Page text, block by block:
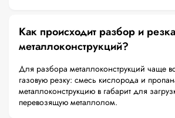
Как происходит разбор и резка
металлоконструкций?
Для разбора металлоконструкций чаще
газовую резку: смесь кислорода и
металлоконструкцию в габарит для
перевозящую металлолом.